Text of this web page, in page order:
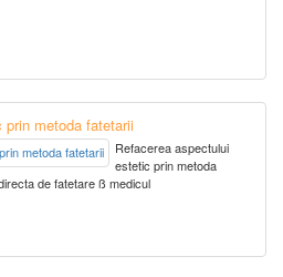
metoda fatetarii
Refacerea aspectului
estetic prin metoda
de fatetare ß medicul